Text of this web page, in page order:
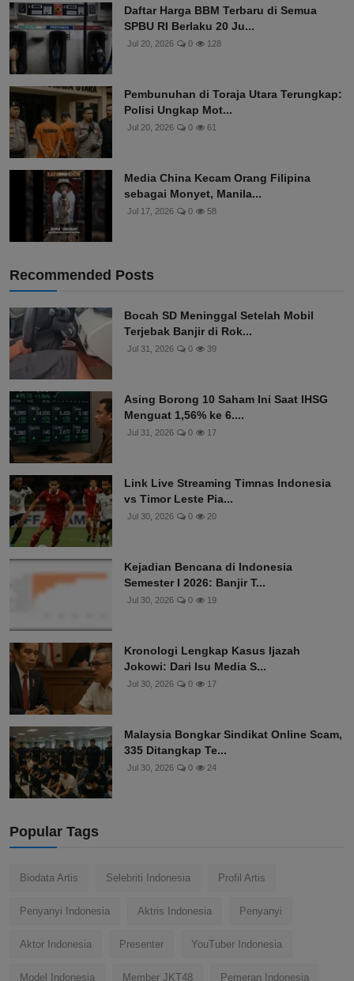
Daftar Harga BBM Terbaru di Semua
SPBU RI Berlaku 20 Ju...
Jul 20, 2026 0 128
Pembunuhan di Toraja Utara Terungkap:
Polisi Ungkap Mot...
Jul 20, 2026 0 61
Media China Kecam Orang Filipina
sebagai Monyet, Manila...
Jul 17, 2026 0 58
Recommended Posts
Bocah SD Meninggal Setelah Mobil
Terjebak Banjir di Rok...
Jul 31, 2026 0 39
Asing Borong 10 Saham Ini Saat IHSG
Menguat 1,56% ke 6....
Jul 31, 2026 0 17
Link Live Streaming Timnas Indonesia
vs Timor Leste Pia...
Jul 30, 2026 0 20
Kejadian Bencana di Indonesia
Semester I 2026: Banjir T...
Jul 30, 2026 0 19
Kronologi Lengkap Kasus Ijazah
Jokowi: Dari Isu Media S...
Jul 30, 2026 0 17
Malaysia Bongkar Sindikat Online Scam,
335 Ditangkap Te...
Jul 30, 2026 0 24
Popular Tags
Biodata Artis Selebriti Indonesia Profil Artis
Penyanyi Indonesia Aktris Indonesia Penyanyi
Aktor Indonesia Presenter YouTuber Indonesia
Model Indonesia Member JKT48 Pemeran Indonesia